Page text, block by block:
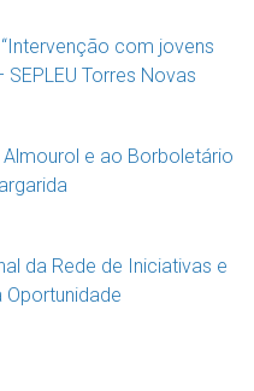
com jovens
Torres Novas
e ao Borboletário
da Rede de Iniciativas e
Oportunidade